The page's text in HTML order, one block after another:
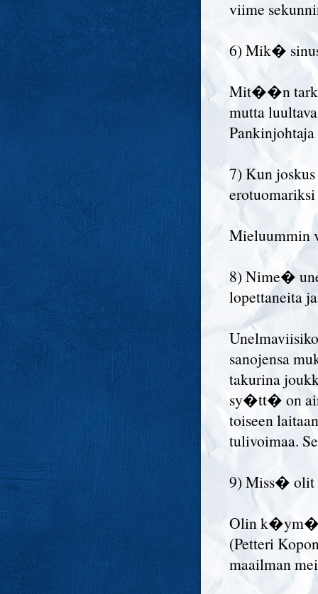
viime
6) Mik�
Mit��n
mutta
7) Kun
Mieluummin
8) Nime�
lopettaneita
sanojensa
takurina
sy�tt� on
toiseen
tulivoimaa.
9) Miss� olit
Olin
(Petteri
maailman